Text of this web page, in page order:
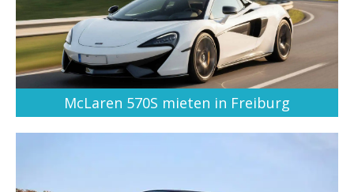
McLaren 570S mieten in Freiburg